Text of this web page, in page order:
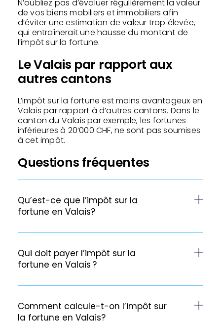
N’oubliez pas d’évaluer régulièrement la valeur
de vos biens mobiliers et immobiliers afin
d’éviter une estimation de valeur trop élevée,
qui entraînerait une hausse du montant de
l’impôt sur la fortune.
Le Valais par rapport aux
autres cantons
L’impôt sur la fortune est moins avantageux en
Valais par rapport à d’autres cantons. Dans le
canton du Valais par exemple, les fortunes
inférieures à 20’000 CHF, ne sont pas soumises
à cet impôt.
Questions fréquentes
Qu’est-ce que l’impôt sur la
fortune en Valais?
Qui doit payer l’impôt sur la
fortune en Valais ?
Comment calcule-t-on l’impôt sur
la fortune en Valais?